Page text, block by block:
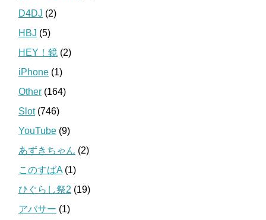
D4DJ (2)
HBJ (5)
HEY！鏡 (2)
iPhone (1)
Other (164)
Slot(746)
YouTube (9)
あずきちゃん (2)
このすばA (1)
ひぐらし祭2 (19)
アバサー (1)